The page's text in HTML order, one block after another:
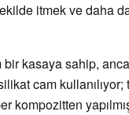
itmek ve daha
kasaya sahip,
cam
kompozitten